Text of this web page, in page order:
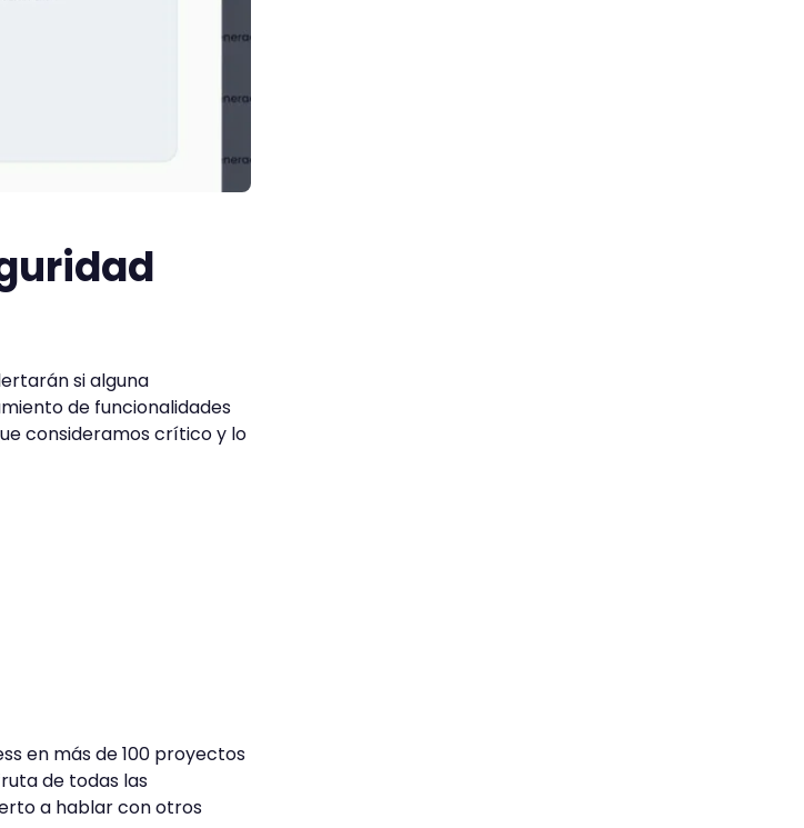
si alguna
de funcionalidades
consideramos crítico y lo
en más de 100 proyectos
de todas las
a hablar con otros